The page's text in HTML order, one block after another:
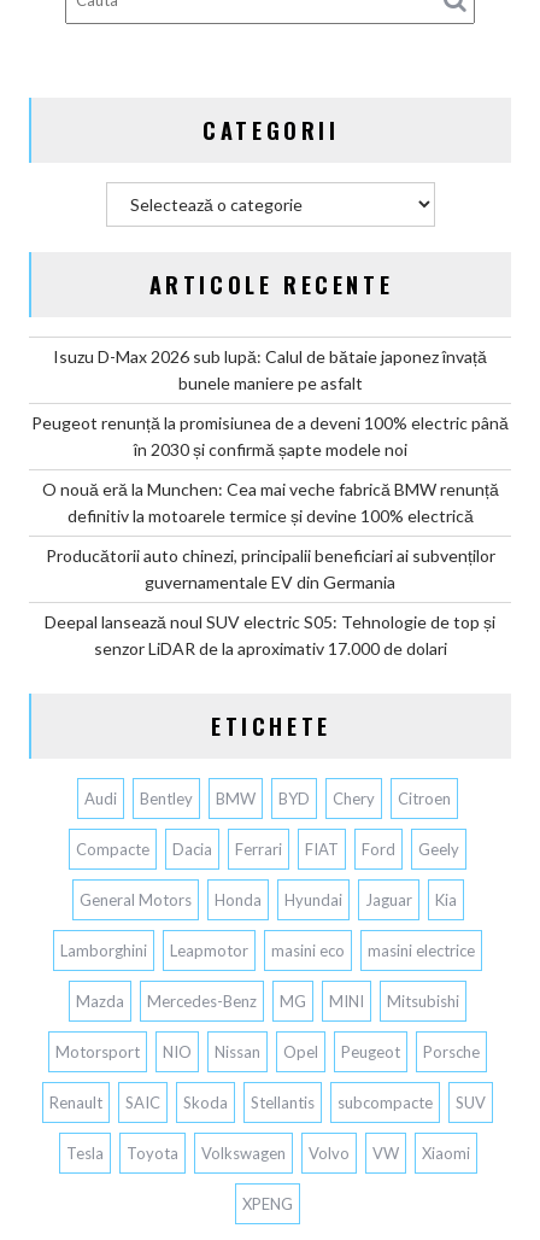
Germania
CATEGORII
ARTICOLE RECENTE
Isuzu D-Max 2026 sub lupă: Calul de bătaie japonez învață
bunele maniere pe asfalt
Peugeot renunță la promisiunea de a deveni 100% electric până
în 2030 și confirmă șapte modele noi
O nouă eră la Munchen: Cea mai veche fabrică BMW renunță
definitiv la motoarele termice și devine 100% electrică
Producătorii auto chinezi, principalii beneficiari ai subvenților
guvernamentale EV din Germania
Deepal lansează noul SUV electric S05: Tehnologie de top și
senzor LiDAR de la aproximativ 17.000 de dolari
ETICHETE
Audi Bentley BMW BYD Chery Citroen
Compacte Dacia Ferrari FIAT Ford Geely
General Motors Honda Hyundai Jaguar Kia
Lamborghini Leapmotor masini eco masini electrice
Mazda Mercedes-Benz MG MINI Mitsubishi
Motorsport NIO Nissan Opel Peugeot Porsche
Renault SAIC Skoda Stellantis subcompacte SUV
Tesla Toyota Volkswagen Volvo VW Xiaomi
XPENG